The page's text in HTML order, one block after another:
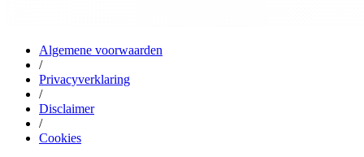
Algemene voorwaarden
/
Privacyverklaring
/
Disclaimer
/
Cookies